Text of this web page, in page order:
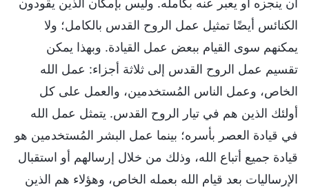
الكنائس أيضًا تمثيل عمل الروح القدس بالكامل؛ ولا
يمكنهم سوى القيام ببعض عمل القيادة. وبهذا يمكن
تقسيم عمل الروح القدس إلى ثلاثة أجزاء: عمل الله
الخاص، وعمل الناس المُستخدمين، والعمل على كل
أولئك الذين هم في تيار الروح القدس. يتمثل عمل الله
في قيادة العصر بأسره؛ بينما عمل البشر المُستخدمين هو
قيادة جميع أتباع الله، وذلك من خلال إرسالهم أو استقبال
الإرساليات بعد قيام الله بعمله الخاص، وهؤلاء هم الذين